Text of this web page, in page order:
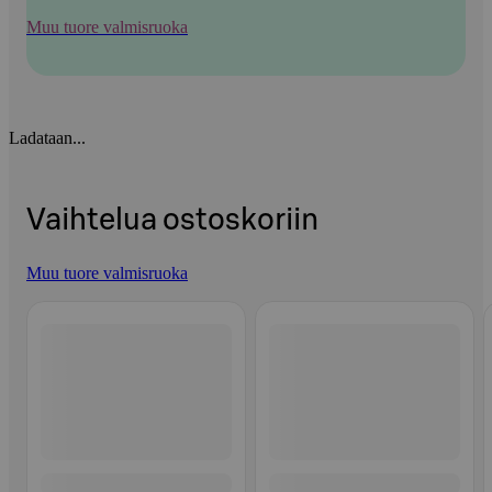
Muu tuore valmisruoka
Ladataan...
Vaihtelua ostoskoriin
Muu tuore valmisruoka